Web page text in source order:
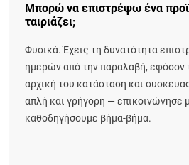
Μπορώ να επιστρέψω ένα
ταιριάζει;
Φυσικά. Έχεις τη δυνατότητα
ημερών από την παραλαβή, εφόσον
αρχική του κατάσταση και
απλή και γρήγορη — επικοινώνησε
καθοδηγήσουμε βήμα-βήμα.